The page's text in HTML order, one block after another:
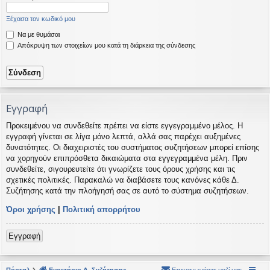
εις
Ξέχασα τον κωδικό μου
Να με θυμάσαι
Απόκρυψη των στοιχείων μου κατά τη διάρκεια της σύνδεσης
Εγγραφή
Προκειμένου να συνδεθείτε πρέπει να είστε εγγεγραμμένο μέλος. Η
εγγραφή γίνεται σε λίγα μόνο λεπτά, αλλά σας παρέχει αυξημένες
δυνατότητες. Οι διαχειριστές του συστήματος συζητήσεων μπορεί επίσης
να χορηγούν επιπρόσθετα δικαιώματα στα εγγεγραμμένα μέλη. Πριν
συνδεθείτε, σιγουρευτείτε ότι γνωρίζετε τους όρους χρήσης και τις
σχετικές πολιτικές. Παρακαλώ να διαβάσετε τους κανόνες κάθε Δ.
Συζήτησης κατά την πλοήγησή σας σε αυτό το σύστημα συζητήσεων.
Όροι χρήσης | Πολιτική απορρήτου
Εγγραφή